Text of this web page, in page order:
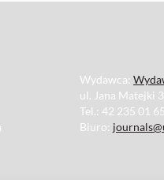
Wydawca:
ul. Jana Matejki
Tel.: 42 235 01
Biuro: